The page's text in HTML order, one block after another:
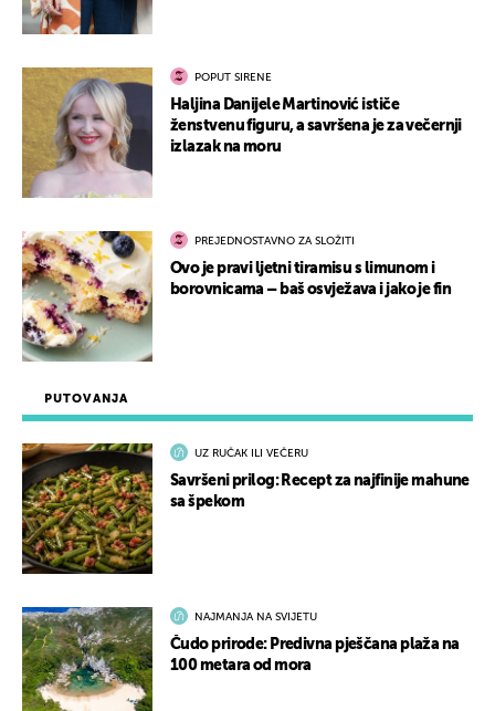
PUTOVANJA
UZ RUČAK ILI VEČERU
Savršeni prilog: Recept za najfinije mahune
sa špekom
NAJMANJA NA SVIJETU
Čudo prirode: Predivna pješčana plaža na
100 metara od mora
POPUT SIRENE
Haljina Danijele Martinović ističe
ženstvenu figuru, a savršena je za večernji
izlazak na moru
PREJEDNOSTAVNO ZA SLOŽITI
Ovo je pravi ljetni tiramisu s limunom i
borovnicama – baš osvježava i jako je fin